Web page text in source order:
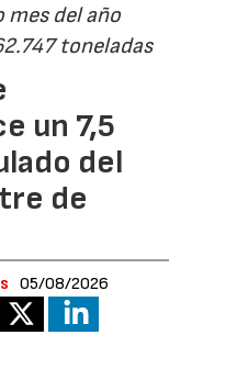
mes del año
toneladas
un 7,5
del
de
05/08/2026